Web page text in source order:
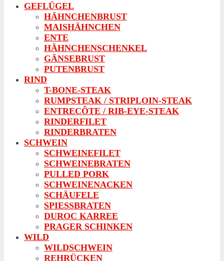
GEFLÜGEL
HÄHNCHENBRUST
MAISHÄHNCHEN
ENTE
HÄHNCHENSCHENKEL
GÄNSEBRUST
PUTENBRUST
RIND
T-BONE-STEAK
RUMPSTEAK / STRIPLOIN-STEAK
ENTRECÔTE / RIB-EYE-STEAK
RINDERFILET
RINDERBRATEN
SCHWEIN
SCHWEINEFILET
SCHWEINEBRATEN
PULLED PORK
SCHWEINENACKEN
SCHÄUFELE
SPIESSBRATEN
DUROC KARREE
PRAGER SCHINKEN
WILD
WILDSCHWEIN
REHRÜCKEN